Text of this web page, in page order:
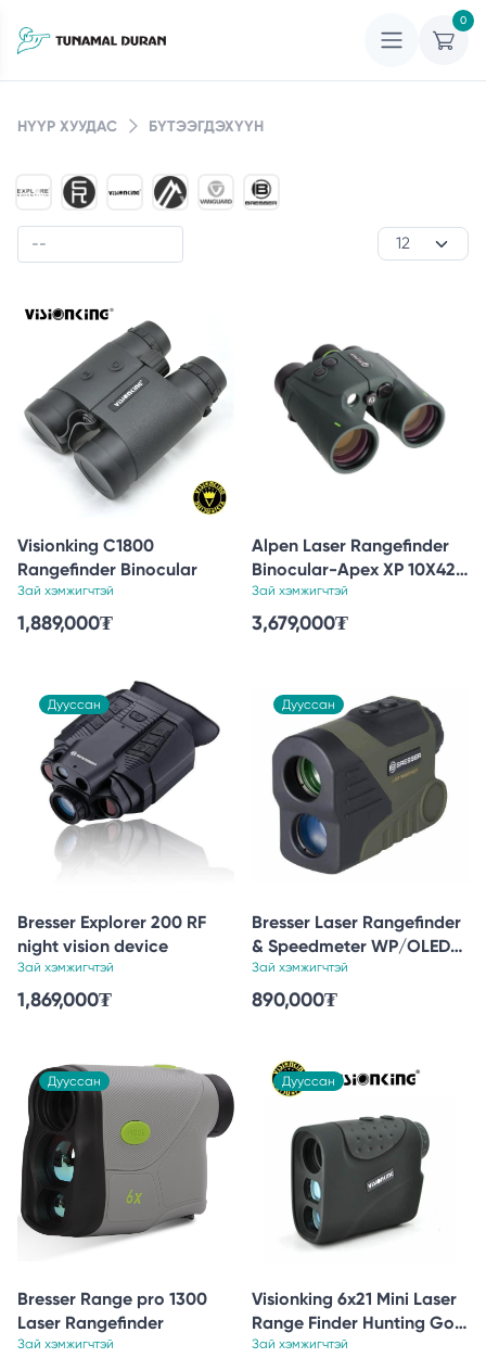
0
НҮҮР ХУУДАС БҮТЭЭГДЭХҮҮН
Visionking C1800
Rangefinder Binocular
Зай хэмжигчтэй
1,889,000₮
Alpen Laser Rangefinder
Binocular-Apex XP 10X42
ED Glass
Зай хэмжигчтэй
3,679,000₮
Дууссан
Bresser Explorer 200 RF
night vision device
Зай хэмжигчтэй
1,869,000₮
Дууссан
Bresser Laser Rangefinder
& Speedmeter WP/OLED
6x24 - 800m
Зай хэмжигчтэй
890,000₮
Дууссан
Bresser Range pro 1300
Laser Rangefinder
Зай хэмжигчтэй
Дууссан
Visionking 6x21 Mini Laser
Range Finder Hunting Golf
Rain 3 Mode 1200m
Зай хэмжигчтэй